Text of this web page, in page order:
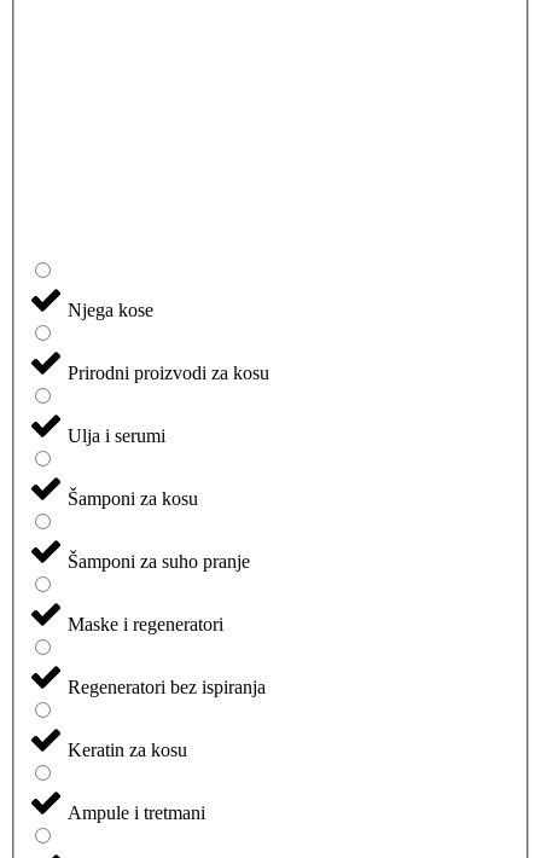
Njega kose
Prirodni proizvodi za kosu
Ulja i serumi
Šamponi za kosu
Šamponi za suho pranje
Maske i regeneratori
Regeneratori bez ispiranja
Keratin za kosu
Ampule i tretmani